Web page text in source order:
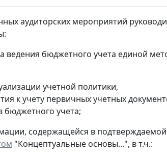
аудиторских мероприятий
ведения бюджетного учета единой
учетной политики,
к учету первичных учетных
бюджетного учета;
содержащейся в
"Концептуальные основы...", в т.ч.: